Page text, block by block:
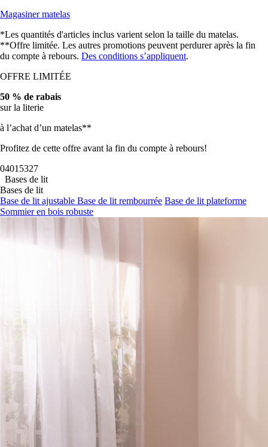
Magasiner matelas
*Les quantités d'articles inclus varient selon la taille du matelas.
**Offre limitée. Les autres promotions peuvent perdurer après la fin
du compte à rebours. Des conditions s’appliquent.
OFFRE LIMITÉE
50 % de rabais
sur la literie
à l’achat d’un matelas**
Profitez de cette offre avant la fin du compte à rebours!
04015324
Bases de lit
Bases de lit
Base de lit ajustable Base de lit rembourrée Base de lit plateforme
Sommier en bois robuste